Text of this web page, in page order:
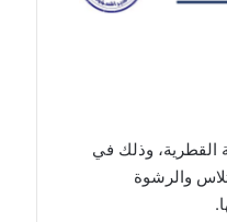
القطرية، وذلك في
والرشوة